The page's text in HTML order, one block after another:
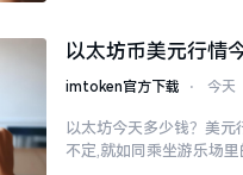
以太坊币美元行情
imtoken官方下载 ⋅ 今天
以太坊今天多少钱？美
不定,就如同乘坐游乐场